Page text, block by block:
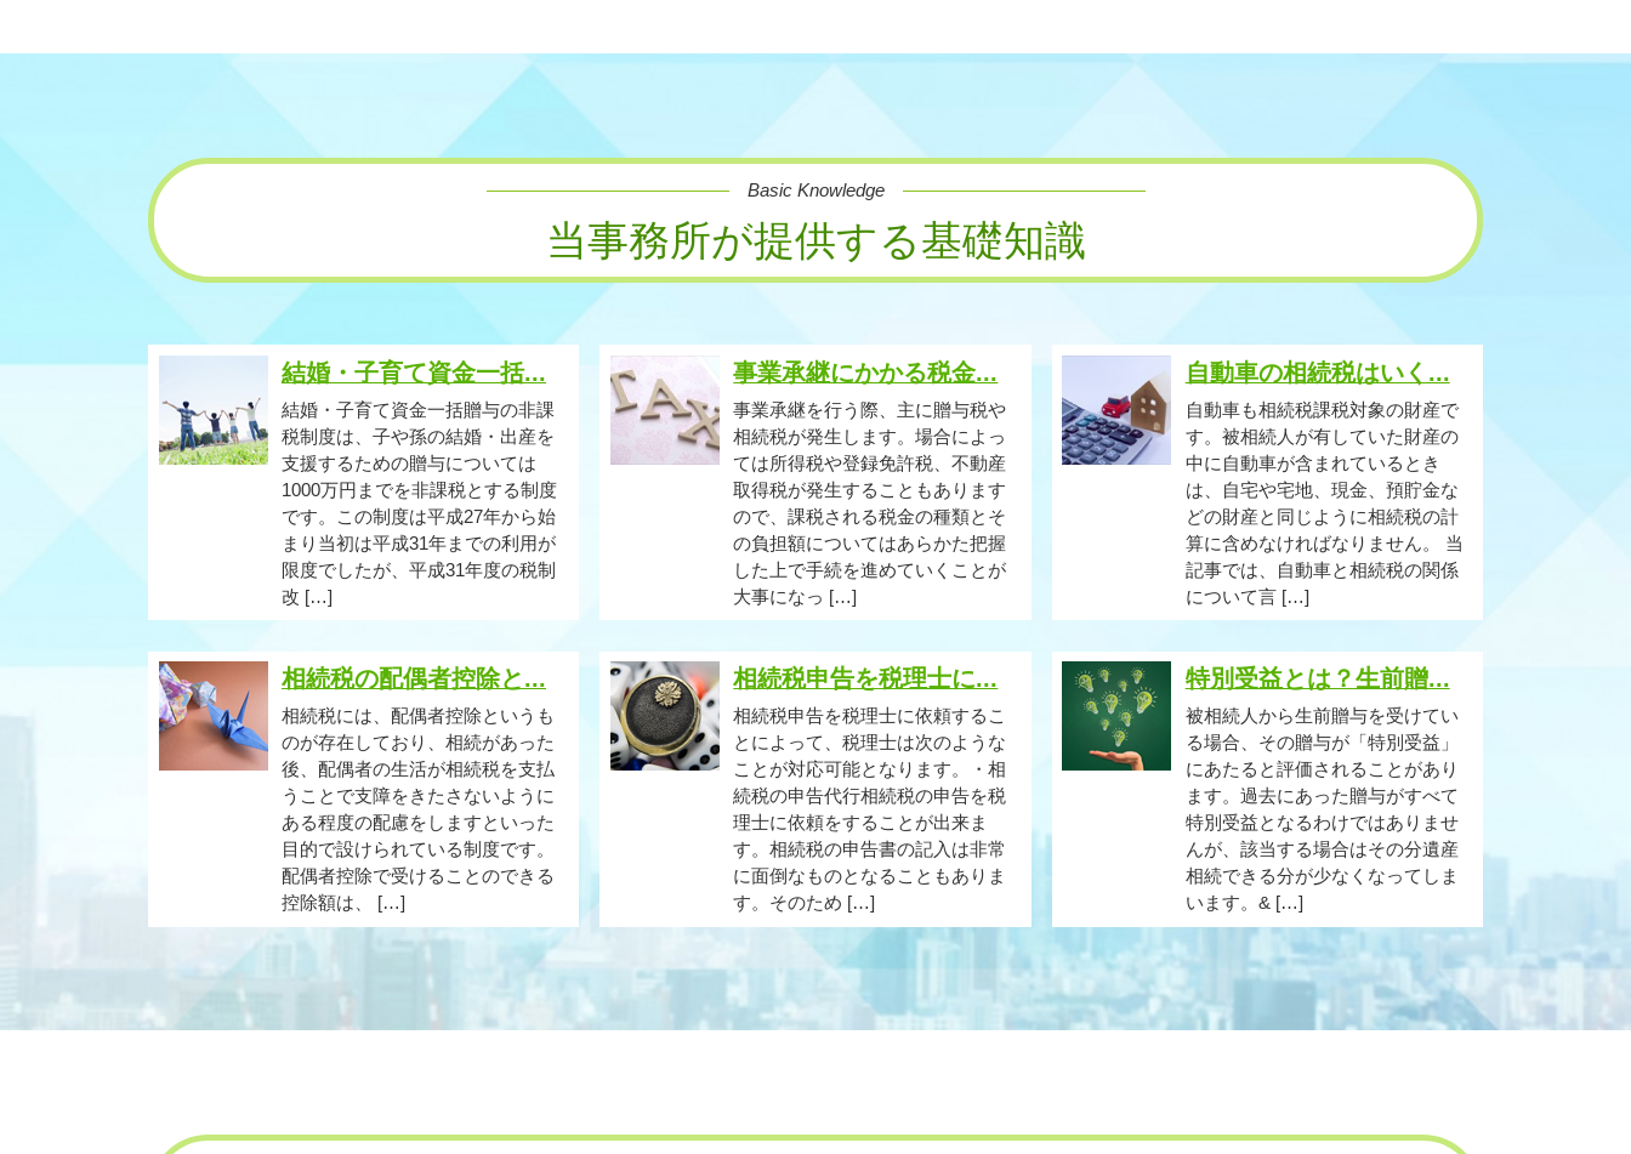
Basic Knowledge
当事務所が提供する基礎知識
結婚・子育て資金一括...
結婚・子育て資金一括贈与の非課
税制度は、子や孫の結婚・出産を
支援するための贈与については
1000万円までを非課税とする制度
です。この制度は平成27年から始
まり当初は平成31年までの利用が
限度でしたが、平成31年度の税制
改 […]
事業承継にかかる税金...
事業承継を行う際、主に贈与税や
相続税が発生します。場合によっ
ては所得税や登録免許税、不動産
取得税が発生することもあります
ので、課税される税金の種類とそ
の負担額についてはあらかた把握
した上で手続を進めていくことが
大事になっ […]
自動車の相続税はいく...
自動車も相続税課税対象の財産で
す。被相続人が有していた財産の
中に自動車が含まれているとき
は、自宅や宅地、現金、預貯金な
どの財産と同じように相続税の計
算に含めなければなりません。 当
記事では、自動車と相続税の関係
について言 […]
相続税の配偶者控除と...
相続税には、配偶者控除というも
のが存在しており、相続があった
後、配偶者の生活が相続税を支払
うことで支障をきたさないように
ある程度の配慮をしますといった
目的で設けられている制度です。
配偶者控除で受けることのできる
控除額は、 […]
相続税申告を税理士に...
相続税申告を税理士に依頼するこ
とによって、税理士は次のような
ことが対応可能となります。・相
続税の申告代行相続税の申告を税
理士に依頼をすることが出来ま
す。相続税の申告書の記入は非常
に面倒なものとなることもありま
す。そのため […]
特別受益とは？生前贈...
被相続人から生前贈与を受けてい
る場合、その贈与が「特別受益」
にあたると評価されることがあり
ます。過去にあった贈与がすべて
特別受益となるわけではありませ
んが、該当する場合はその分遺産
相続できる分が少なくなってしま
います。& […]